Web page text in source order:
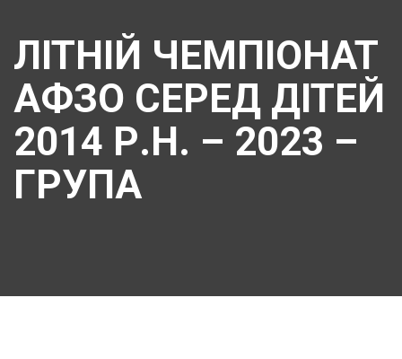
ЛІТНІЙ ЧЕМПІОНАТ
АФЗО СЕРЕД ДІТЕЙ
2014 Р.Н. – 2023 –
ГРУПА